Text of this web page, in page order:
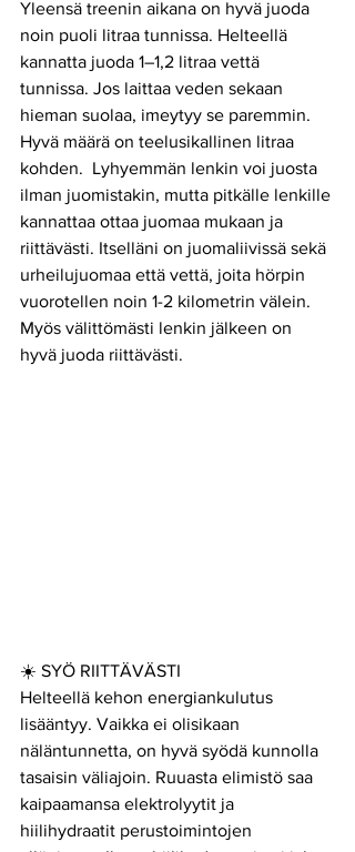
Yleensä treenin aikana on hyvä juoda
noin puoli litraa tunnissa. Helteellä
kannatta juoda 1–1,2 litraa vettä
tunnissa. Jos laittaa veden sekaan
hieman suolaa, imeytyy se paremmin.
Hyvä määrä on teelusikallinen litraa
kohden.  Lyhyemmän lenkin voi juosta
ilman juomistakin, mutta pitkälle lenkille
kannattaa ottaa juomaa mukaan ja
riittävästi. Itselläni on juomaliivissä sekä
urheilujuomaa että vettä, joita hörpin
vuorotellen noin 1-2 kilometrin välein.
Myös välittömästi lenkin jälkeen on
hyvä juoda riittävästi.
☀️ SYÖ RIITTÄVÄSTI
Helteellä kehon energiankulutus
lisääntyy. Vaikka ei olisikaan
näläntunnetta, on hyvä syödä kunnolla
tasaisin väliajoin. Ruuasta elimistö saa
kaipaamansa elektrolyytit ja
hiilihydraatit perustoimintojen